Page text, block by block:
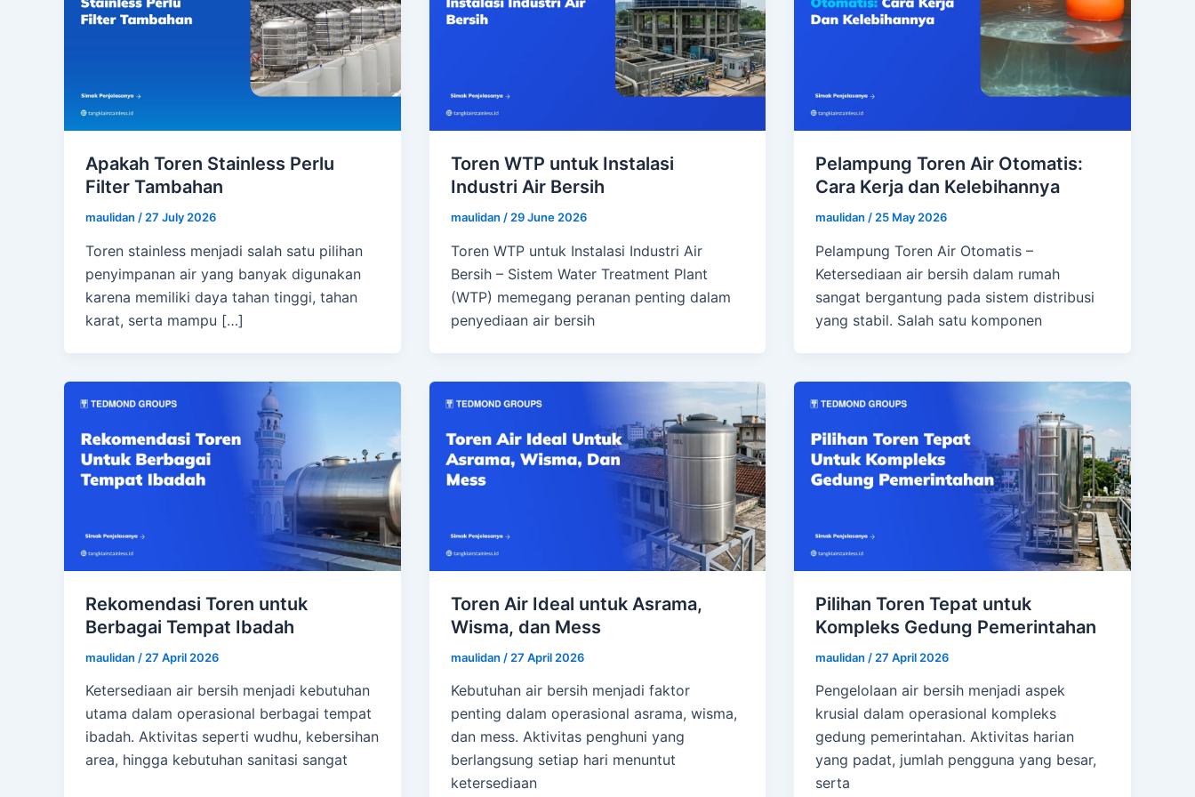
Apakah Toren Stainless Perlu
Filter Tambahan
maulidan / 27 July 2026
Toren stainless menjadi salah satu pilihan
penyimpanan air yang banyak digunakan
karena memiliki daya tahan tinggi, tahan
karat, serta mampu […]
Toren WTP untuk Instalasi
Industri Air Bersih
maulidan / 29 June 2026
Toren WTP untuk Instalasi Industri Air
Bersih – Sistem Water Treatment Plant
(WTP) memegang peranan penting dalam
penyediaan air bersih
Pelampung Toren Air Otomatis:
Cara Kerja dan Kelebihannya
maulidan / 25 May 2026
Pelampung Toren Air Otomatis –
Ketersediaan air bersih dalam rumah
sangat bergantung pada sistem distribusi
yang stabil. Salah satu komponen
Rekomendasi Toren untuk
Berbagai Tempat Ibadah
maulidan / 27 April 2026
Ketersediaan air bersih menjadi kebutuhan
utama dalam operasional berbagai tempat
ibadah. Aktivitas seperti wudhu, kebersihan
area, hingga kebutuhan sanitasi sangat
Toren Air Ideal untuk Asrama,
Wisma, dan Mess
maulidan / 27 April 2026
Kebutuhan air bersih menjadi faktor
penting dalam operasional asrama, wisma,
dan mess. Aktivitas penghuni yang
berlangsung setiap hari menuntut
ketersediaan
Pilihan Toren Tepat untuk
Kompleks Gedung Pemerintahan
maulidan / 27 April 2026
Pengelolaan air bersih menjadi aspek
krusial dalam operasional kompleks
gedung pemerintahan. Aktivitas harian
yang padat, jumlah pengguna yang besar,
serta